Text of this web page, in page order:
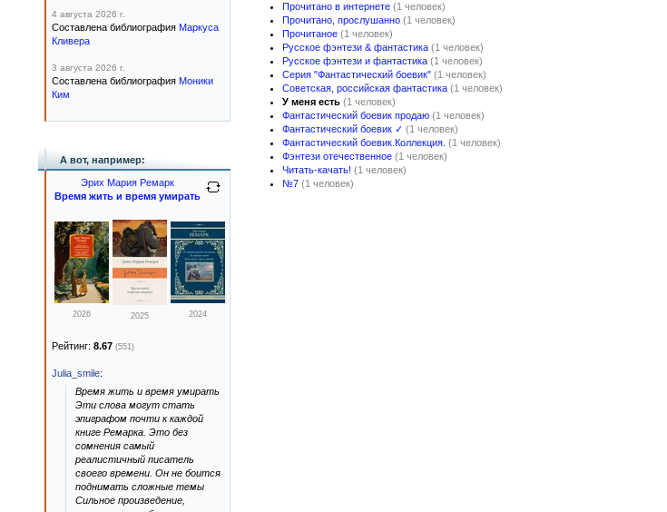
Прочитано в интернете (1 человек)
Прочитано, прослушанно (1 человек)
Прочитаное (1 человек)
Русское фэнтези & фантастика (1 человек)
Русское фэнтези и фантастика (1 человек)
Серия "Фантастический боевик" (1 человек)
Советская, российская фантастика (1 человек)
У меня есть (1 человек)
Фантастический боевик продаю (1 человек)
Фантастический боевик ✓ (1 человек)
Фантастический боевик.Коллекция. (1 человек)
Фэнтези отечественное (1 человек)
Читать-качать! (1 человек)
№7 (1 человек)
4 августа 2026 г.
Составлена библиография Маркуса
Кливера
3 августа 2026 г.
Составлена библиография Моники
Ким
А вот, например:
Эрих Мария Ремарк
Время жить и время умирать
2026 2025 2024
Рейтинг: 8.67 (551)
Julia_smile:
Время жить и время умирать
Эти слова могут стать
эпиграфом почти к каждой
книге Ремарка. Это без
сомнения самый
реалистичный писатель
своего времени. Он не боится
поднимать сложные темы
Сильное произведение,